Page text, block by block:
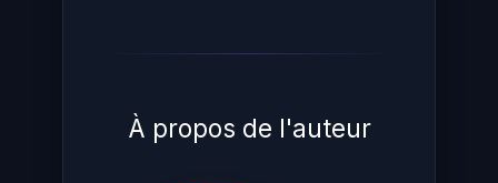
À propos de l'auteur